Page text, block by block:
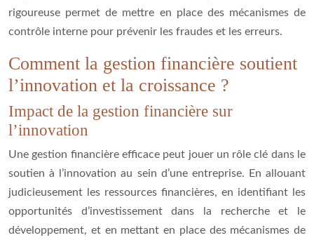
rigoureuse permet de mettre en place des mécanismes de
contrôle interne pour prévenir les fraudes et les erreurs.
Comment la gestion financière soutient
l’innovation et la croissance ?
Impact de la gestion financière sur
l’innovation
Une gestion financière efficace peut jouer un rôle clé dans le
soutien à l’innovation au sein d’une entreprise. En allouant
judicieusement les ressources financières, en identifiant les
opportunités d’investissement dans la recherche et le
développement, et en mettant en place des mécanismes de